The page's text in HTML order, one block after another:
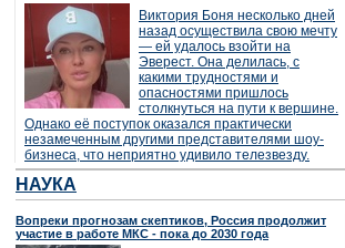
Виктория Боня несколько дней
назад осуществила свою мечту
— ей удалось взойти на
Эверест. Она делилась, с
какими трудностями и
опасностями пришлось
столкнуться на пути к вершине.
Однако её поступок оказался практически
незамеченным другими представителями шоу-
бизнеса, что неприятно удивило телезвезду.
НАУКА
Вопреки прогнозам скептиков, Россия продолжит
участие в работе МКС - пока до 2030 года